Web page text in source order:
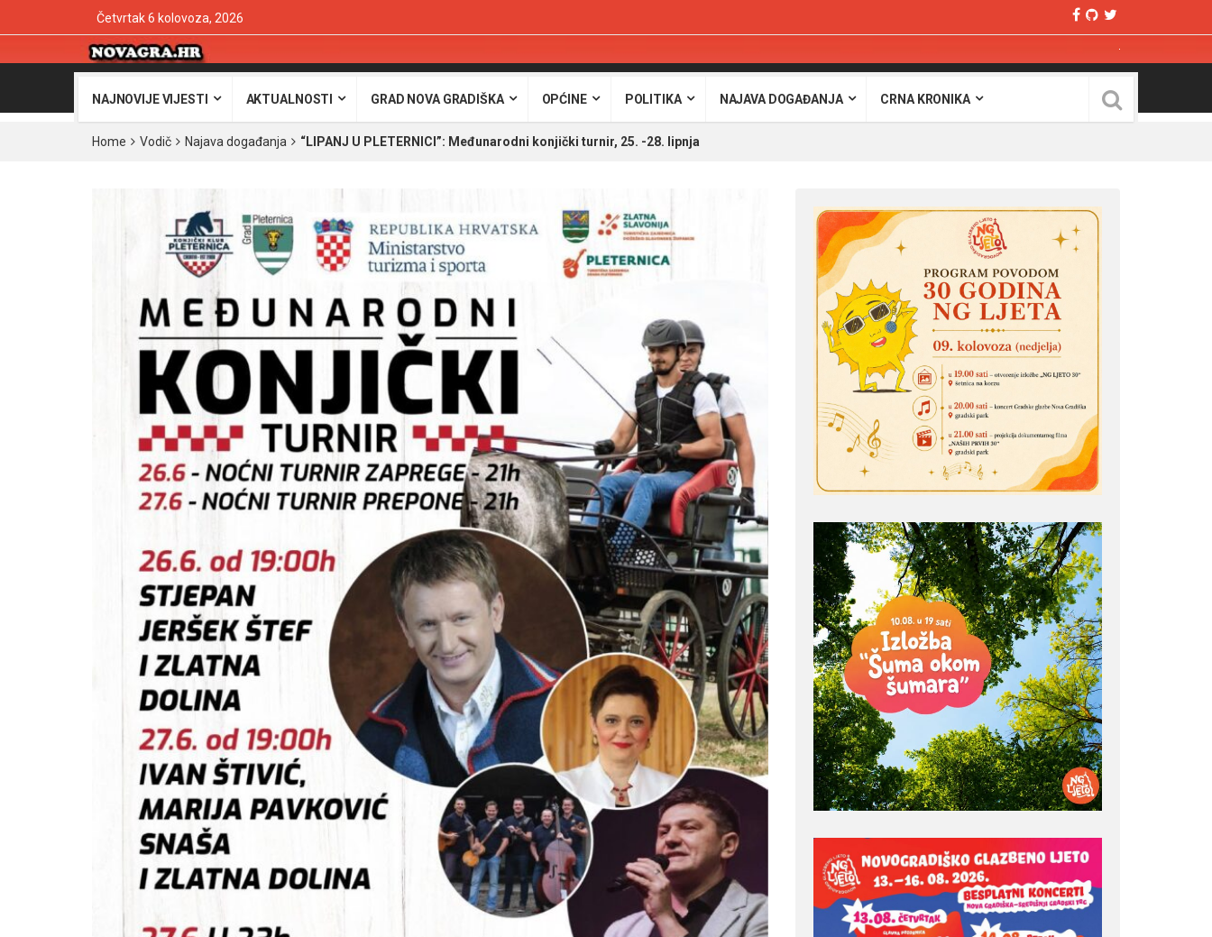
Četvrtak 6 kolovoza, 2026
NAJNOVIJE VIJESTI AKTUALNOSTI GRAD NOVA GRADIŠKA OPĆINE POLITIKA NAJAVA DOGAĐANJA CRNA KRONIKA
Home Vodič Najava događanja “LIPANJ U PLETERNICI”: Međunarodni konjički turnir, 25. -28. lipnja